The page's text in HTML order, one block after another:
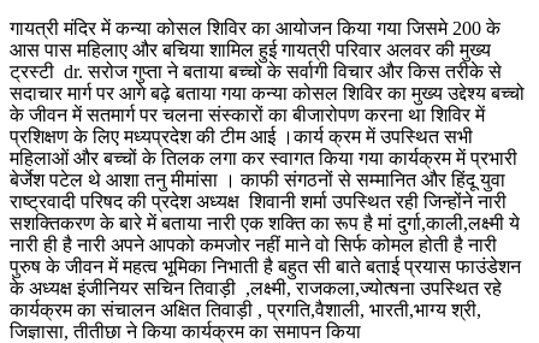
गायत्री मंदिर में कन्या कोसल शिविर का आयोजन किया गया जिसमे 200 के
आस पास महिलाए और बचिया शामिल हुई गायत्री परिवार अलवर की मुख्य
ट्रस्टी dr. सरोज गुप्ता ने बताया बच्चो के सर्वागी विचार और किस तरीके से
सदाचार मार्ग पर आगे बढ़े बताया गया कन्या कोसल शिविर का मुख्य उद्देश्य बच्चो
के जीवन में सतमार्ग पर चलना संस्कारों का बीजारोपण करना था शिविर में
प्रशिक्षण के लिए मध्यप्रदेश की टीम आई ।कार्य क्रम में उपस्थित सभी
महिलाओं और बच्चों के तिलक लगा कर स्वागत किया गया कार्यक्रम में प्रभारी
बेर्जेश पटेल थे आशा तनु मीमांसा । काफी संगठनों से सम्मानित और हिंदू युवा
राष्ट्रवादी परिषद की प्रदेश अध्यक्ष शिवानी शर्मा उपस्थित रही जिन्होंने नारी
सशक्तिकरण के बारे में बताया नारी एक शक्ति का रूप है मां दुर्गा,काली,लक्ष्मी ये
नारी ही है नारी अपने आपको कमजोर नहीं माने वो सिर्फ कोमल होती है नारी
पुरुष के जीवन में महत्व भूमिका निभाती है बहुत सी बाते बताई प्रयास फाउंडेशन
के अध्यक्ष इंजीनियर सचिन तिवाड़ी ,लक्ष्मी, राजकला,ज्योत्षना उपस्थित रहे
कार्यक्रम का संचालन अक्षित तिवाड़ी , प्रगति,वैशाली, भारती,भाग्य श्री,
जिज्ञासा, तीतीछा ने किया कार्यक्रम का समापन किया